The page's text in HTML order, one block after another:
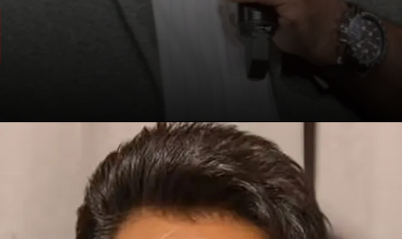
ऐसे में सब जानना चाहते हैं कि जाकिर खान की
नेटवर्थ कितनी है और वे कितना कमाते हैं?